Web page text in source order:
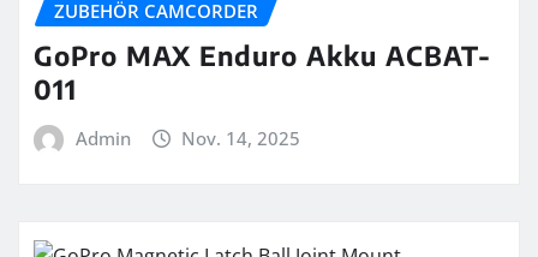
ZUBEHÖR CAMCORDER
GoPro MAX Enduro Akku ACBAT-
011
Admin Nov. 14, 2025